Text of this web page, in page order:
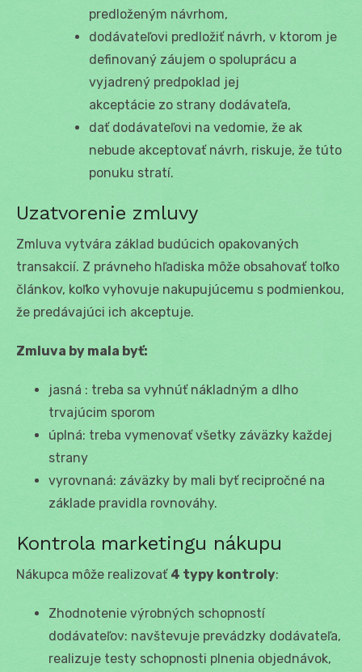
predloženým návrhom,
dodávateľovi predložiť návrh, v ktorom je
definovaný záujem o spoluprácu a
vyjadrený predpoklad jej
akceptácie zo strany dodávateľa,
dať dodávateľovi na vedomie, že ak
nebude akceptovať návrh, riskuje, že túto
ponuku stratí.
Uzatvorenie zmluvy
Zmluva vytvára základ budúcich opakovaných
transakcií. Z právneho hľadiska môže obsahovať toľko
článkov, koľko vyhovuje nakupujúcemu s podmienkou,
že predávajúci ich akceptuje.
Zmluva by mala byť:
jasná : treba sa vyhnúť nákladným a dlho
trvajúcim sporom
úplná: treba vymenovať všetky záväzky každej
strany
vyrovnaná: záväzky by mali byť recipročné na
základe pravidla rovnováhy.
Kontrola marketingu nákupu
Nákupca môže realizovať 4 typy kontroly:
Zhodnotenie výrobných schopností
dodávateľov: navštevuje prevádzky dodávateľa,
realizuje testy schopnosti plnenia objednávok,